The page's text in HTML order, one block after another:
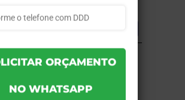
4x0 - 145x145cm - Sem